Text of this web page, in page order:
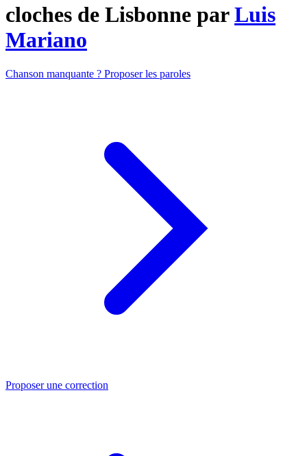
cloches de Lisbonne parLuis
Mariano
Chanson manquante ? Proposer les paroles
Proposer une correction